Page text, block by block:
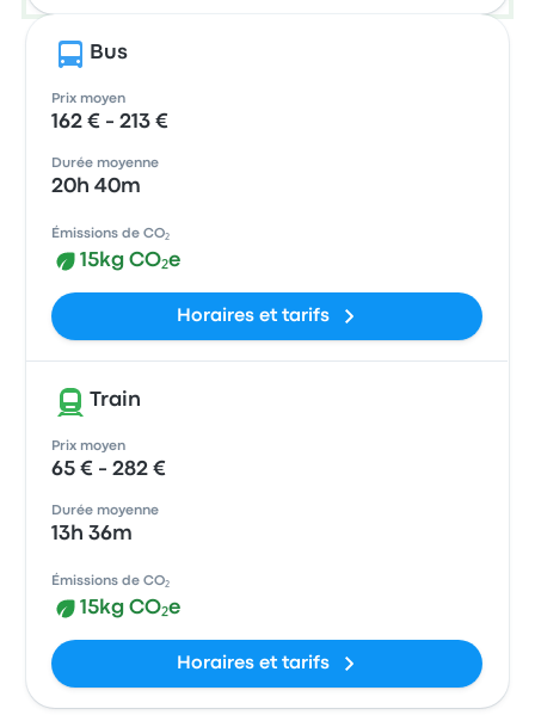
Bus
Prix moyen
162 € - 213 €
Durée moyenne
20h 40m
Émissions de CO₂
15kg CO₂e
Horaires et tarifs
Train
Prix moyen
65 € - 282 €
Durée moyenne
13h 36m
Émissions de CO₂
15kg CO₂e
Horaires et tarifs